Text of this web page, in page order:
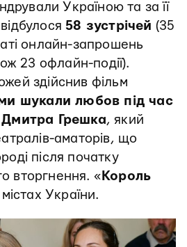
Україною та за її
58 зустрічей (35
онлайн-запрошень
23 офлайн-події).
здійснив фільм
шукали любов під час
Дмитра Грешка, який
аматорів, що
після початку
вторгнення. « Король
України.